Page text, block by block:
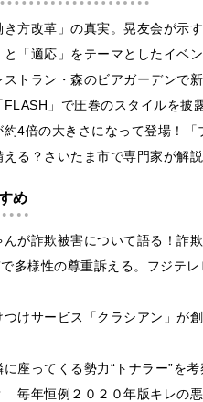
方改革」の真実。晃友会が示
と「適応」をテーマとしたイベ
ストラン・森のビアガーデンで
FLASH」で圧巻のスタイルを
約4倍の大きさになって登場！
える？さいたま市で専門家が解
め
が詐欺被害について語る！詐
で多様性の尊重訴える。フジテ
けサービス「クラシアン」が
座ってくる勢力“トナラー”を考
毎年恒例２０２０年版キレの